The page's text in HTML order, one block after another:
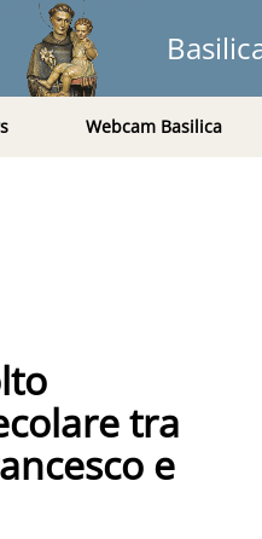
Webcam Basilica
tra
e